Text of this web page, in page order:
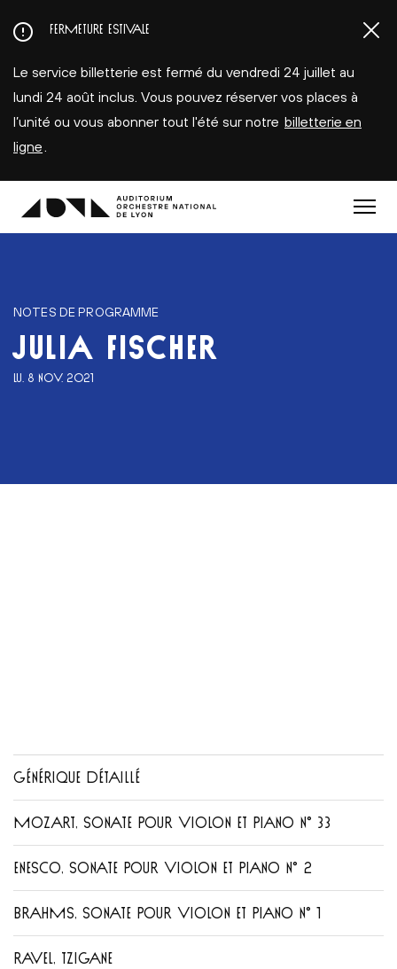
au
principal
FERMETURE ESTIVALE
Le service billetterie est fermé du vendredi 24 juillet au
lundi 24 août inclus. Vous pouvez réserver vos places à
l’unité ou vous abonner tout l'été sur notre billetterie en
ligne
Menu
NOTES DE PROGRAMME
JULIA FISCHER
LU. 8 NOV. 2021
GÉNÉRIQUE DÉTAILLÉ
MOZART, SONATE POUR VIOLON ET PIANO N° 33
ENESCO, SONATE POUR VIOLON ET PIANO N° 2
BRAHMS, SONATE POUR VIOLON ET PIANO N° 1
RAVEL, TZIGANE